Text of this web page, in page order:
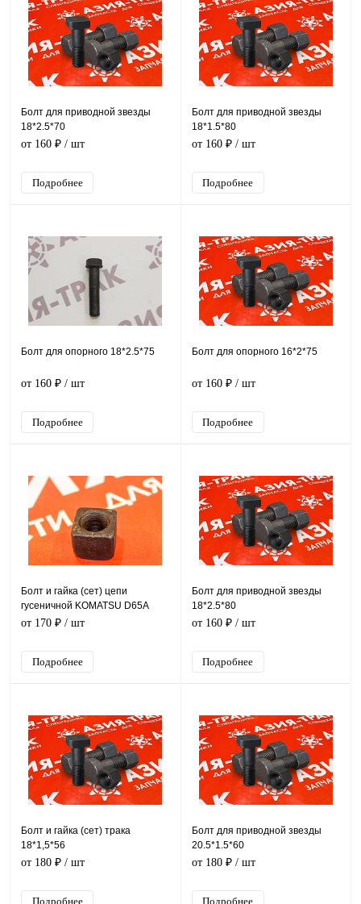
Болт для приводной звезды
18*2.5*70
от 160 ₽ / шт
Подробнее
Болт для приводной звезды
18*1.5*80
от 160 ₽/ шт
Подробнее
Болт для опорного 18*2.5*75
от 160 ₽ / шт
Подробнее
Болт для опорного 16*2*75
от 160 ₽/ шт
Подробнее
Болт и гайка (сет) цепи
гусеничной KOMATSU D65A
от 170 ₽ / шт
Подробнее
Болт для приводной звезды
18*2.5*80
от 160 ₽/ шт
Подробнее
Болт и гайка (сет) трака
18*1,5*56
от 180 ₽ / шт
Подробнее
Болт для приводной звезды
20.5*1.5*60
от 180 ₽/ шт
Подробнее